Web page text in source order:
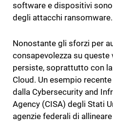
software e dispositivi
degli attacchi ransomware.
Nonostante gli sforzi per
consapevolezza su
persiste, soprattutto con
Cloud. Un esempio
dalla Cybersecurity and
Agency (CISA) degli Stati
agenzie federali di